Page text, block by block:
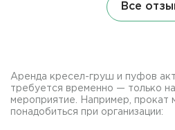
Все
Аренда кресел-груш и пуфов
требуется временно — только
мероприятие. Например, прокат
понадобиться при организации: